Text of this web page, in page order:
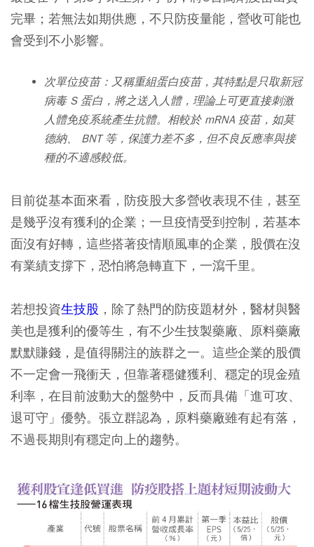
完畢；若無法如期供應，不只防疫量能，營收可能也
會受到不小影響。
次單位疫苗：又稱重組蛋白疫苗，其特點是只取新冠
病毒 S 蛋白，將之送入人體，理論上可更直接刺激
人體免疫系統產生抗體。相較於 mRNA 疫苗，如莫
德納、 BNT 等，保護力差不多，但不良反應率與接
種的不適感較低。
目前從基本面來看，防疫股大多營收表現不佳，甚至
是幾乎沒有獲利的企業；一旦疫情受到控制，若基本
面沒有好轉，這些搭著疫情順風車的企業，股價在沒
有業績支撐下，恐怕將急轉直下，一瀉千里。
若想投資生技股 ，除了熱門的防疫題材外，醫材與醫
美也是獲利的優等生，有不少生技製藥廠、原料藥廠
默默賺錢，是值得關注的族群之一。這些企業的股價
不一定會一飛衝天，但靠著穩健獲利、穩定的現金殖
利率，在目前波動大的盤勢中，反而具備「進可攻、
退可守」優勢。張立群認為，原料藥廠雖有起有落，
不過長期則有穩定向上的趨勢。